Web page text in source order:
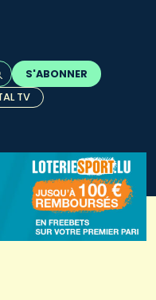
sont
S'ABONNER
TV